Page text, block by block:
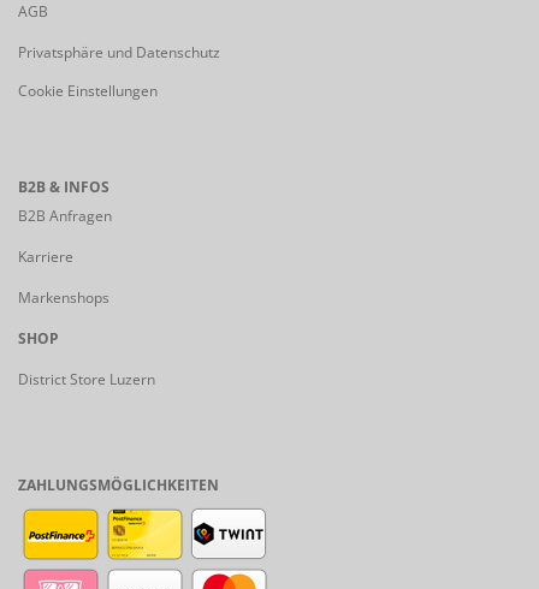
AGB
Privatsphäre und Datenschutz
Cookie Einstellungen
B2B & INFOS
B2B Anfragen
Karriere
Markenshops
SHOP
District Store Luzern
ZAHLUNGSMÖGLICHKEITEN